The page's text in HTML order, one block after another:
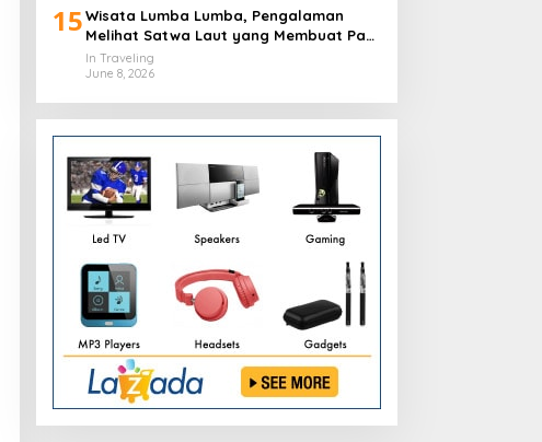
15Wisata Lumba Lumba, Pengalaman
Melihat Satwa Laut yang Membuat Pagi
Terasa Berbeda
In Traveling
June 8, 2026